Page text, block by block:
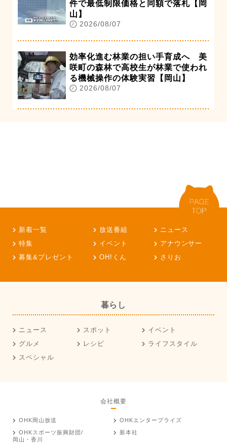
件で最低制限価格と同額で落札【岡
山】
2026/08/07
効率化進む林業の担い手育成へ 美
咲町の森林で高校生が林業で使われ
る機械操作の体験実習【岡山】
2026/08/07
新着一覧 放送番組
ニュース
特集
イベント
アナウンサー
募集&プレゼント
OH!くん さりお
暮らし
ニュース スポット
イベント
グルメ
レシピ
ライフスタイル
スペシャル
会社概要
OHK岡山放送
OHKエンタープライズ
OHKスポーツ振興財団/
岡山・香川
新本社